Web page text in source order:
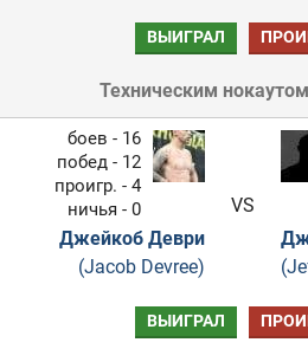
ВЫИГРАЛ
Техническим нокаутом
боев - 16
побед - 12
проигр. - 4
ничья - 0
Джейкоб Деври
(Jacob Devree)
VS
ВЫИГРАЛ